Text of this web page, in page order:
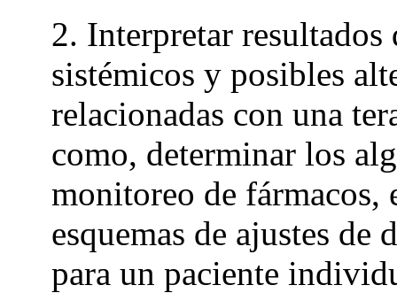
2. Interpretar resultados
sistémicos y posibles
relacionadas con una
como, determinar los
monitoreo de fármacos,
esquemas de ajustes de
para un paciente